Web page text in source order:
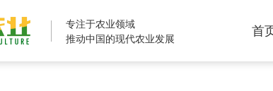
专注于农业领域
推动中国的现代农业发展
首